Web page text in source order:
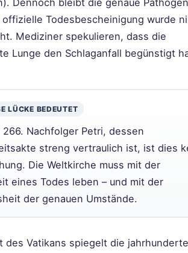
Dennoch bleibt die genaue
offizielle Todesbescheinigung wurde
Mediziner spekulieren, dass die
Lunge den Schlaganfall begünstigt
LÜCKE BEDEUTET
266. Nachfolger Petri, dessen
streng vertraulich ist, ist dies
Die Weltkirche muss mit der
eines Todes leben – und mit der
der genauen Umstände.
des Vatikans spiegelt die